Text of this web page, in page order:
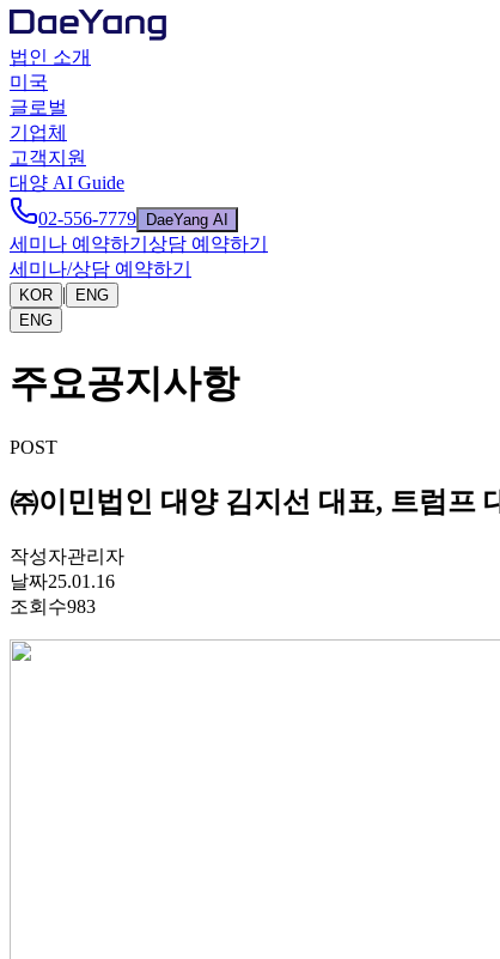
법인 소개
미국
글로벌
기업체
고객지원
대양 AI Guide
02-556-7779
DaeYang AI
세미나 예약하기 상담 예약하기
세미나/상담 예약하기
KOR |
ENG
ENG
주요공지사항
POST
㈜이민법인 대양 김지선 대표, 트럼프
작성자관리자
날짜25.01.16
조회수983